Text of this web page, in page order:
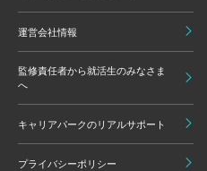
運営会社情報
監修責任者から就活生のみなさま
へ
キャリアパークのリアルサポート
プライバシーポリシー